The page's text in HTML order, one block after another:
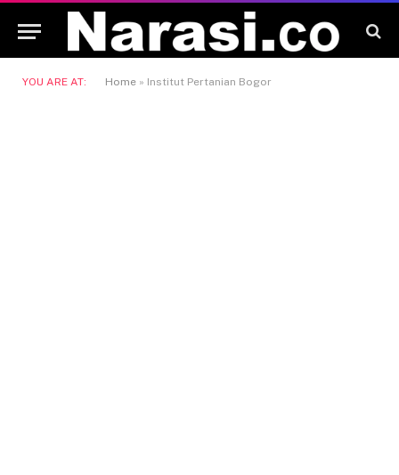
YOU ARE AT: Home » Institut Pertanian Bogor